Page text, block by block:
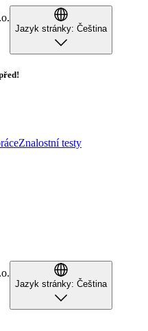
Jazyk stránky: Čeština
Znalostní testy
Jazyk stránky: Čeština